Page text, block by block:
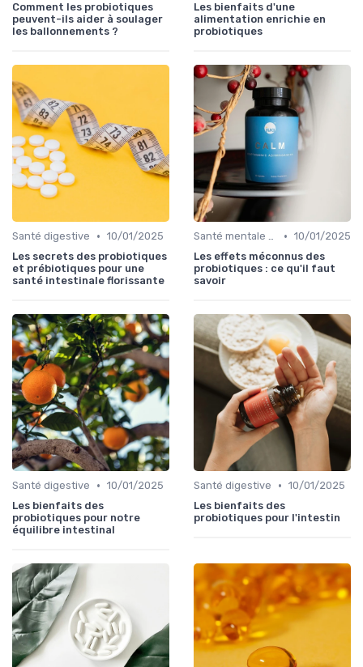
Comment les probiotiques
peuvent-ils aider à soulager
les ballonnements ?
Les bienfaits d'une
alimentation enrichie en
probiotiques
Santé digestive • 10/01/2025
Les secrets des probiotiques
et prébiotiques pour une
santé intestinale florissante
Santé mentale et probiotiques • 10/01/2025
Les effets méconnus des
probiotiques : ce qu'il faut
savoir
Santé digestive • 10/01/2025
Les bienfaits des
probiotiques pour notre
équilibre intestinal
Santé digestive • 10/01/2025
Les bienfaits des
probiotiques pour l'intestin